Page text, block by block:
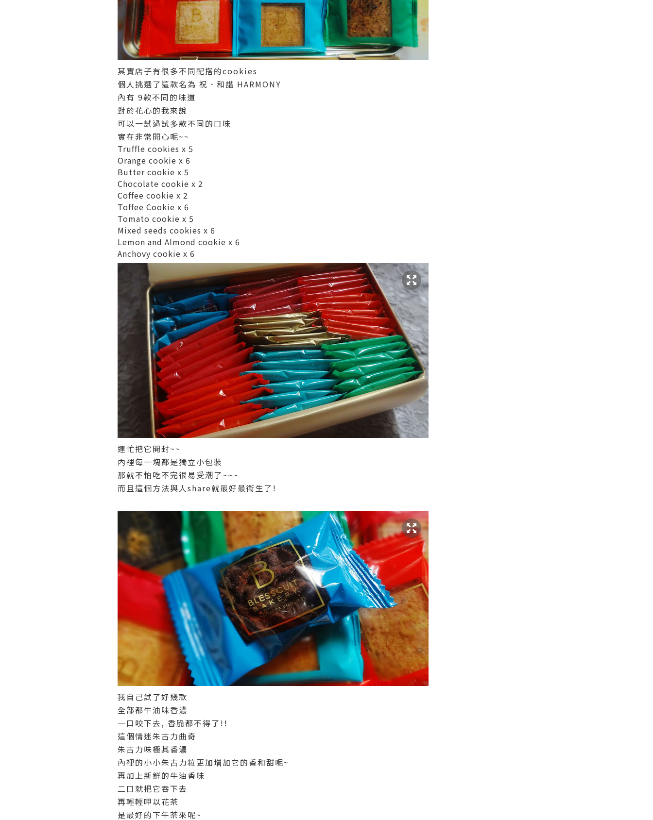
其實店子有很多不同配搭的cookies
個人挑選了這款名為 祝．和諧 HARMONY
內有 9款不同的味道
對於花心的我來說
可以一試過試多款不同的口味
實在非常開心呢~~
Truffle cookies x 5
Orange cookie x 6
Butter cookie x 5
Chocolate cookie x 2
Coffee cookie x 2
Toffee Cookie x 6
Tomato cookie x 5
Mixed seeds cookies x 6
Lemon and Almond cookie x 6
Anchovy cookie x 6
連忙把它開封~~
內裡每一塊都是獨立小包裝
那就不怕吃不完很易受潮了~~~
而且這個方法與人share就最好最衞生了!
我自己試了好幾款
全部都牛油味香濃
一口咬下去, 香脆都不得了!!
這個情迷朱古力曲奇
朱古力味極其香濃
內裡的小小朱古力粒更加增加它的香和甜呢~
再加上新鮮的牛油香味
二口就把它吞下去
再輕輕呷以花茶
是最好的下午茶來呢~